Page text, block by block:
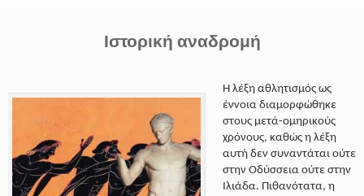
Ιστορική αναδρομή
Η λέξη αθλητισμός ως
έννοια διαμορφώθηκε
στους μετά-ομηρικούς
χρόνους, καθώς η λέξη
αυτή δεν συναντάται ούτε
στην Οδύσσεια ούτε στην
Ιλιάδα. Πιθανότατα, η